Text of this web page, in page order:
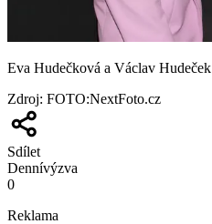
Eva Hudečková a Václav Hudeček
Zdroj: FOTO:NextFoto.cz
Sdílet
Dennívýzva
0
Reklama